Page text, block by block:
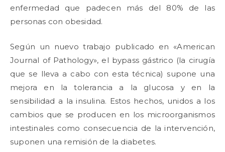
enfermedad que padecen más del 80% de las
personas con obesidad.
Según un nuevo trabajo publicado en «American
Journal of Pathology», el bypass gástrico (la cirugía
que se lleva a cabo con esta técnica) supone una
mejora en la tolerancia a la glucosa y en la
sensibilidad a la insulina. Estos hechos, unidos a los
cambios que se producen en los microorganismos
intestinales como consecuencia de la intervención,
suponen una remisión de la diabetes.